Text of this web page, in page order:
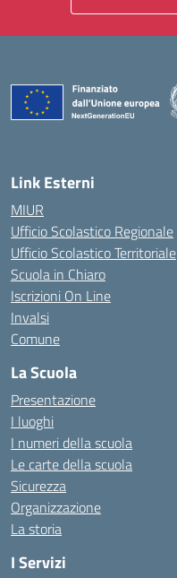
Link Esterni
MIUR
Ufficio Scolastico Regionale
Ufficio Scolastico Territoriale
Scuola in Chiaro
Iscrizioni On Line
Invalsi
Comune
La Scuola
Presentazione
I luoghi
I numeri della scuola
Le carte della scuola
Sicurezza
Organizzazione
La storia
I Servizi